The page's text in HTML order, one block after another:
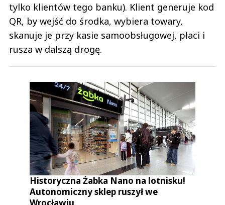
tylko klientów tego banku). Klient generuje kod
QR, by wejść do środka, wybiera towary,
skanuje je przy kasie samoobsługowej, płaci i
rusza w dalszą drogę.
Historyczna Żabka Nano na lotnisku!
Autonomiczny sklep ruszył we
Wrocławiu